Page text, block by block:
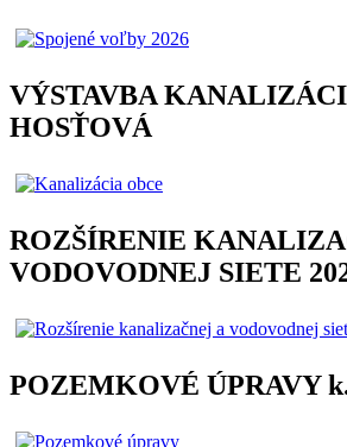
VÝSTAVBA
HOSŤOVÁ
ROZŠÍRENIE
VODOVODNEJ SIETE
POZEMKOVÉ ÚPRAVY